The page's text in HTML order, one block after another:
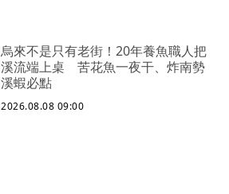
烏來不是只有老街！20年養魚職人把
溪流端上桌 苦花魚一夜干、炸南勢
溪蝦必點
2026.08.08 09:00